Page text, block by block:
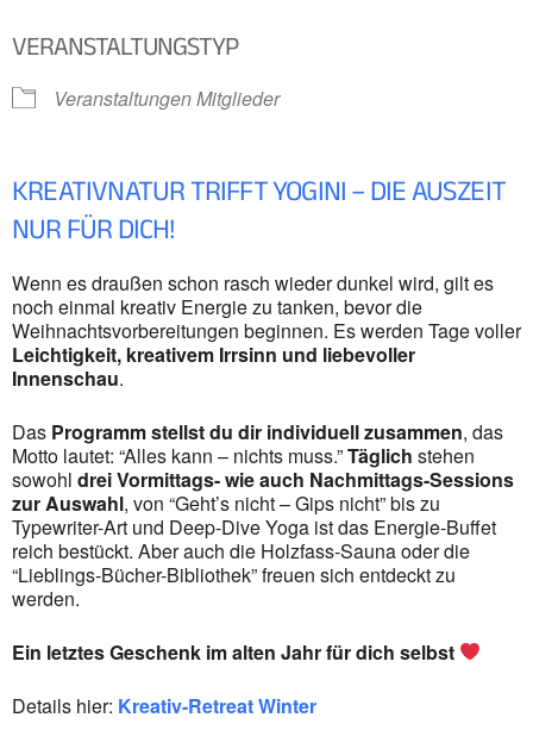
VERANSTALTUNGSTYP
Veranstaltungen Mitglieder
KREATIVNATUR TRIFFT YOGINI – DIE AUSZEIT
NUR FÜR DICH!
Wenn es draußen schon rasch wieder dunkel wird, gilt es
noch einmal kreativ Energie zu tanken, bevor die
Weihnachtsvorbereitungen beginnen. Es werden Tage voller
Leichtigkeit, kreativem Irrsinn und liebevoller
Innenschau.
Das Programmstellst du dir individuell zusammen, das
Motto lautet: “Alles kann – nichts muss.”Täglich stehen
sowohl drei Vormittags- wie auch Nachmittags-Sessions
zur Auswahl, von “Geht’s nicht – Gips nicht” bis zu
Typewriter-Art und Deep-Dive Yoga ist das Energie-Buffet
reich bestückt. Aber auch die Holzfass-Sauna oder die
“Lieblings-Bücher-Bibliothek” freuen sich entdeckt zu
werden.
Ein letztes Geschenk im alten Jahr für dich selbst
Details hier: Kreativ-Retreat Winter